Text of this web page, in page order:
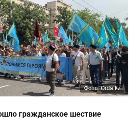
Фото: Orda.kz
гражданское шествие